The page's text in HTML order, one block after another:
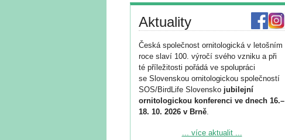
Aktuality
Česká společnost ornitologická v letošním
roce slaví 100. výročí svého vzniku a při
té příležitosti pořádá ve spolupráci
se Slovenskou ornitologickou společností
SOS/BirdLife Slovensko jubilejní
ornitologickou konferenci ve dnech 16.–
18. 10. 2026 v Brně.
Podrobnější informace ke konferenci
... více aktualit ...